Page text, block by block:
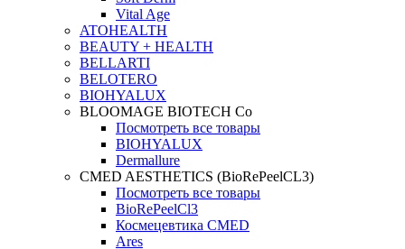
Vital Age
ATOHEALTH
BEAUTY + HEALTH
BELLARTI
BELOTERO
BIOHYALUX
BLOOMAGE BIOTECH Co
Посмотреть все товары
BIOHYALUX
Dermallure
CMED AESTHETICS (BioRePeelCL3)
Посмотреть все товары
BioRePeelCl3
Космецевтика CMED
Ares